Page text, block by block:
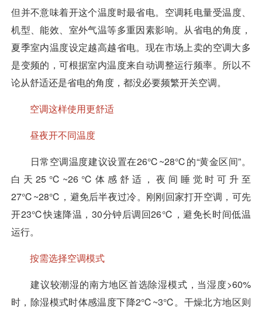
但并不意味着开这个温度时最省电。 空调耗电量受温度、
机型、能效、室外气温等多重因素影响。从省电的角度，
夏季室内温度设定越高越省电。现在市场上卖的空调大多
是变频的，可根据室内温度来自动调整运行频率。所以不
论从舒适还是省电的角度，都没必要频繁开关空调。
空调这样使用更舒适
昼夜开不同温度
日常空调温度建议设置在26℃~28℃的“黄金区间”。
白天25℃~26℃体感舒适，夜间睡觉时可升至
27℃~28℃，避免后半夜过冷。刚刚回家打开空调，可先
开23℃快速降温，30分钟后调回26℃，避免长时间低温
运行。
按需选择空调模式
建议较潮湿的南方地区首选除湿模式，当湿度>60%
时，除湿模式时体感温度下降2℃~3℃。干燥北方地区则